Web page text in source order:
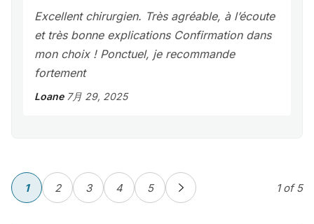
Excellent chirurgien. Très agréable, à l’écoute
et très bonne explications Confirmation dans
mon choix ! Ponctuel, je recommande
fortement
Loane 7月 29, 2025
1 2 3 4 5 1of 5